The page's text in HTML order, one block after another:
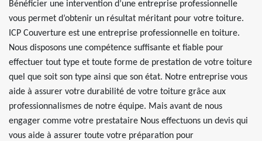
Bénéficier une intervention d’une entreprise professionnelle
vous permet d’obtenir un résultat méritant pour votre toiture.
ICP Couverture est une entreprise professionnelle en toiture.
Nous disposons une compétence suffisante et fiable pour
effectuer tout type et toute forme de prestation de votre toiture
quel que soit son type ainsi que son état. Notre entreprise vous
aide à assurer votre durabilité de votre toiture grâce aux
professionnalismes de notre équipe. Mais avant de nous
engager comme votre prestataire Nous effectuons un devis qui
vous aide à assurer toute votre préparation pour